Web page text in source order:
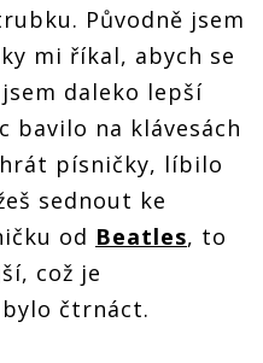
Původně jsem
mi říkal, abych se
daleko lepší
bavilo na klávesách
písničky, líbilo
sednout ke
od Beatles, to
což je
čtrnáct.